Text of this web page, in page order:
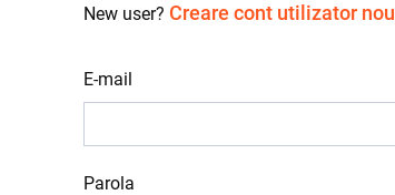
New user? Creare cont utilizator nou
E-mail
Parola